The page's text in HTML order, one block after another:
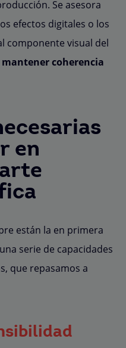
Se asesora
efectos digitales o los
componente visual del
coherencia
en
están la en primera
serie de capacidades
que repasamos a